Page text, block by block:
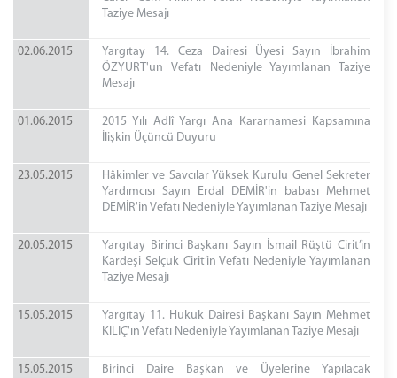
Taziye Mesajı
02.06.2015
Yargıtay 14. Ceza Dairesi Üyesi Sayın İbrahim
ÖZYURT'un Vefatı Nedeniyle Yayımlanan Taziye
Mesajı
01.06.2015
2015 Yılı Adlî Yargı Ana Kararnamesi Kapsamına
İlişkin Üçüncü Duyuru
23.05.2015
Hâkimler ve Savcılar Yüksek Kurulu Genel Sekreter
Yardımcısı Sayın Erdal DEMİR'in babası Mehmet
DEMİR'in Vefatı Nedeniyle Yayımlanan Taziye Mesajı
20.05.2015
Yargıtay Birinci Başkanı Sayın İsmail Rüştü Cirit’in
Kardeşi Selçuk Cirit’in Vefatı Nedeniyle Yayımlanan
Taziye Mesajı
15.05.2015
Yargıtay 11. Hukuk Dairesi Başkanı Sayın Mehmet
KILIÇ'ın Vefatı Nedeniyle Yayımlanan Taziye Mesajı
15.05.2015
Birinci Daire Başkan ve Üyelerine Yapılacak